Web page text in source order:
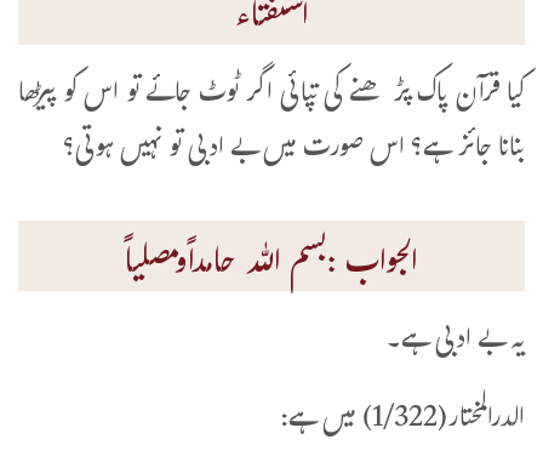
کیا قرآن پاک پڑھنے کی تپائی اگر ٹوٹ جائے تو اس کو پیڑھا
بنانا جائز ہے؟ اس صورت میں بے ادبی تو نہیں ہوتی؟
الجواب :بسم اللہ حامداًومصلیاً
یہ بے ادبی ہے۔
الدرالمختار(1/322) میں ہے: